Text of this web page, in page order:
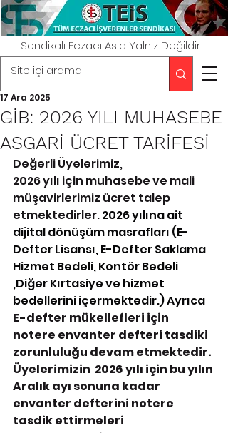
Sendikalı Eczacı Asla Yalnız Değildir.
GİB: 2026 YILI MUHASEBE
ASGARİ ÜCRET TARİFESİ
17 Ara 2025
Değerli Üyelerimiz,
2026 yılı için muhasebe ve mali
müşavirlerimiz ücret talep
etmektedirler. 2026 yılına ait
dijital dönüşüm masrafları (E-
Defter Lisansı, E-Defter Saklama
Hizmet Bedeli, Kontör Bedeli
,Diğer Kırtasiye ve hizmet
bedellerini içermektedir.) Ayrıca
E-defter mükellefleri için
notere envanter defteri tasdiki
zorunluluğu devam etmektedir.
Üyelerimizin  2026 yılı için bu yılın
Aralık ayı sonuna kadar
envanter defterini notere
tasdik ettirmeleri